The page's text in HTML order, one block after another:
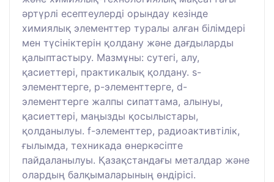
әртүрлі есептеулерді орындау кезінде
химиялық элементтер туралы алған білімдері
мен түсініктерін қолдану және дағдыларды
қалыптастыру. Мазмұны: сутегі, алу,
қасиеттері, практикалық қолдану. s-
элементтерге, p-элементтерге, d-
элементтерге жалпы сипаттама, алынуы,
қасиеттері, маңызды қосылыстары,
қолданылуы. f-элементтер, радиоактивтілік,
ғылымда, техникада өнеркәсіпте
пайдаланылуы. Қазақстандағы металдар және
олардың балқымаларының өндірісі.